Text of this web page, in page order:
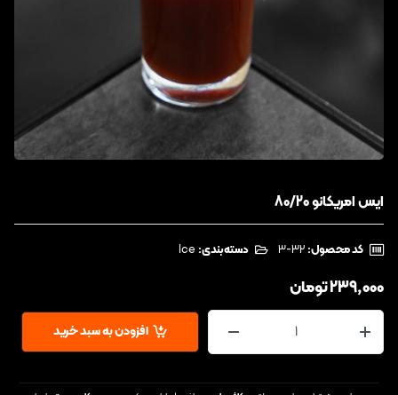
ایس امریکانو 80/20
کد محصول: دسته‌بندی: Ice
239,000تومان
افزودن به سبد خرید